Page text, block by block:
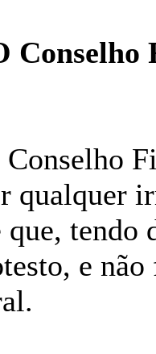
Conselho
qualquer
que,
e